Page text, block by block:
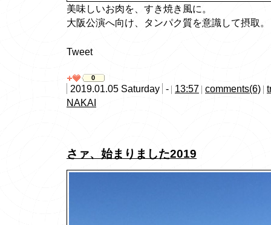
美味しいお肉を、すき焼き風に。
大阪公演へ向け、タンパク質を意識して摂取。
Tweet
0
2019.01.05 Saturday - 13:57 comments(6)
NAKAI
さァ、始まりました2019